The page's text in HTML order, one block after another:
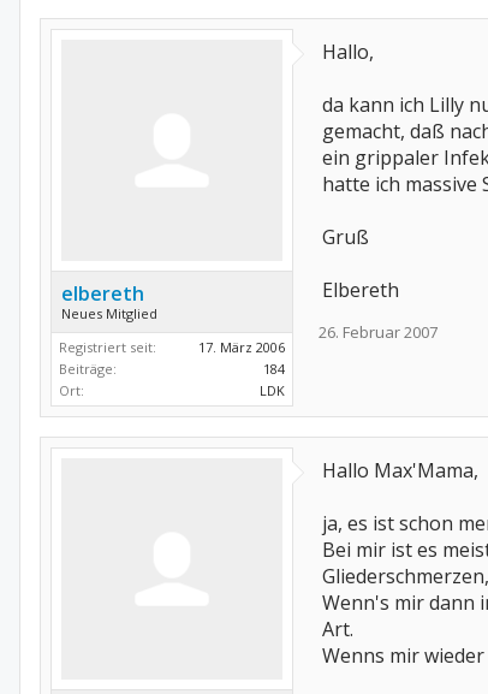
elbereth
Neues Mitglied
Registriert seit:
17. März 2006
Beiträge:
184
Ort:
LDK
Hallo,
da kann ich Lilly
gemacht, daß
ein grippaler
hatte ich massive
Gruß
Elbereth
26. Februar 2007
Hallo Max'Mama,
ja, es ist schon
Bei mir ist es
Wenn's mir dann
Art.
Wenns mir